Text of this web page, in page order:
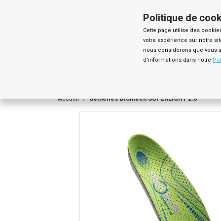
Politique de
Cette page utilise des
votre expérience sur notre
nous considérons que vous
d'informations dans notre
(+34) 941 89 27 43 (9:00-13:00 h)
SUPERLIGHT 2.0
Accueil Semelles Biontech SUPERLIGHT 2.0